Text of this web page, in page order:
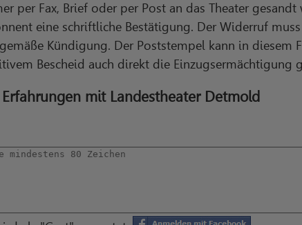
per Fax, Brief oder per Post an das Theater
eine schriftliche Bestätigung. Der Widerruf
Kündigung. Der Poststempel kann in diesem
Bescheid auch direkt die Einzugsermächtigung
mit Landestheater Detmold